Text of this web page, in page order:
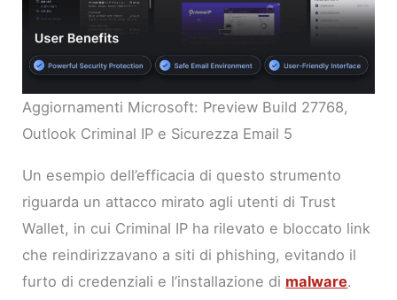
Aggiornamenti Microsoft: Preview Build 27768,
Outlook Criminal IP e Sicurezza Email 5
Un esempio dell’efficacia di questo strumento
riguarda un attacco mirato agli utenti di Trust
Wallet, in cui Criminal IP ha rilevato e bloccato link
che reindirizzavano a siti di phishing, evitando il
furto di credenziali e l’installazione di malware.